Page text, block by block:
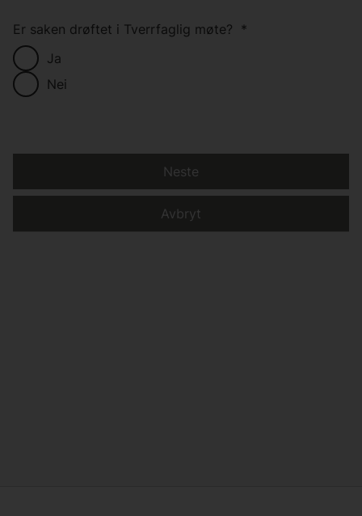
Er saken drøftet i Tverrfaglig møte? *
Ja
Nei
Avbryt
Neste